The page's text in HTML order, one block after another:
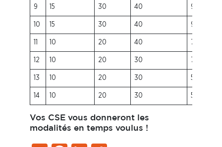
9 15 30 40 90
10 15 30 40 90
10 20 40 70
12 10 20 30 70
13 10 20 30 50
14 10 20 30 50
Vos CSE vous donneront les
modalités en temps voulus !